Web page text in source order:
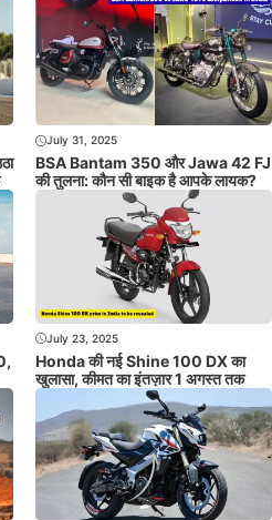
July 31, 2025
BSA Bantam 350 और Jawa 42 FJ
की तुलना: कौन सी बाइक है आपके लायक?
July 23, 2025
Honda की नई Shine 100 DX का
खुलासा, कीमत का इंतज़ार 1 अगस्त तक